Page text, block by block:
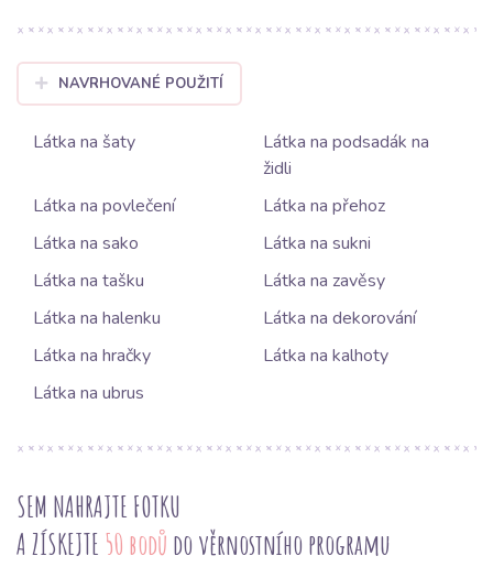
NAVRHOVANÉ POUŽITÍ
Látka na šaty
Látka na podsadák na
židli
Látka na povlečení
Látka na přehoz
Látka na sako
Látka na sukni
Látka na tašku
Látka na zavěsy
Látka na halenku
Látka na dekorování
Látka na hračky
Látka na kalhoty
Látka na ubrus
SEM NAHRAJTE FOTKU
A ZÍSKEJTE 50 bodů do věrnostního programu